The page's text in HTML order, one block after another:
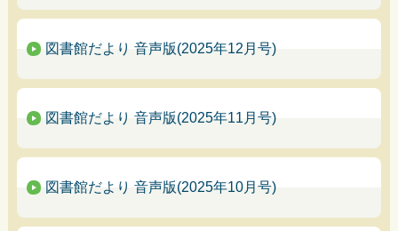
図書館だより 音声版(2025年12月号)
図書館だより 音声版(2025年11月号)
図書館だより 音声版(2025年10月号)